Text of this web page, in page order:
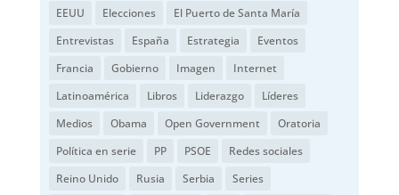
EEUU
Elecciones
El Puerto de Santa María
Entrevistas
España Estrategia
Eventos
Francia
Gobierno Imagen
Internet
Latinoamérica
Libros Liderazgo
Líderes
Medios
Obama Open Government
Oratoria
Política en serie
PP PSOE
Redes sociales
Reino Unido
Rusia Serbia
Series